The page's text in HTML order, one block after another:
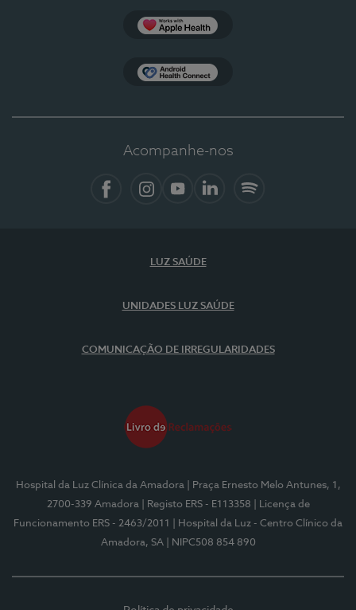
Acompanhe-nos
LUZ SAÚDE
UNIDADES LUZ SAÚDE
COMUNICAÇÃO DE IRREGULARIDADES
Hospital da Luz Clínica da Amadora
| Praça Ernesto Melo Antunes, 1,
2700-339 Amadora
| Registo ERS - E113358
| Licença de
Funcionamento ERS - 2463/2011
| Hospital da Luz - Centro Clínico da
Amadora, SA
| NIPC508 854 890